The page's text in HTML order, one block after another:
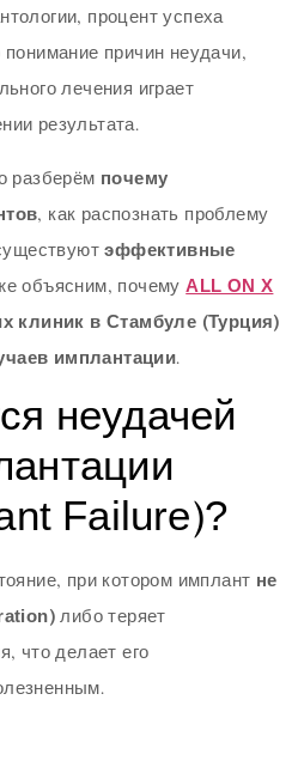
процент успеха
понимание причин неудачи,
лечения играет
результата.
разберём почему
, как распознать проблему
эффективные
объясним, почемуALL ON X
клиник в Стамбуле (Турция)
имплантации.
неудачей
Failure)?
при котором имплант не
либо теряет
что делает его